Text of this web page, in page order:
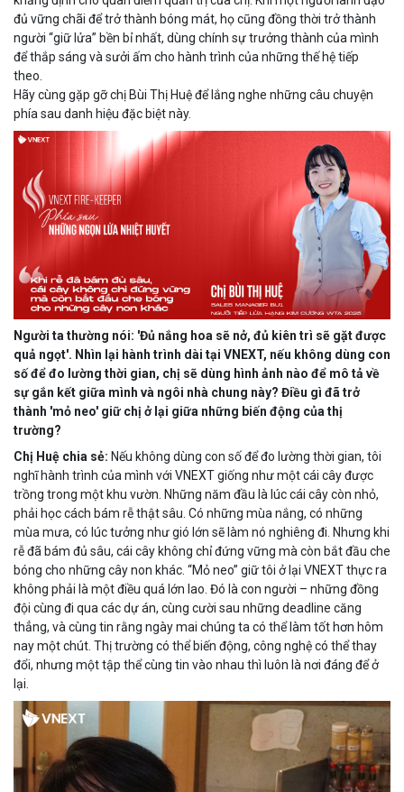
đủ vững chãi để trở thành bóng mát, họ cũng đồng thời trở thành
người “giữ lửa” bền bỉ nhất, dùng chính sự trưởng thành của mình
để thắp sáng và sưởi ấm cho hành trình của những thế hệ tiếp
theo.
Hãy cùng gặp gỡ chị Bùi Thị Huệ để lắng nghe những câu chuyện
phía sau danh hiệu đặc biệt này.
Người ta thường nói: 'Đủ nắng hoa sẽ nở, đủ kiên trì sẽ gặt được
quả ngọt'. Nhìn lại hành trình dài tại VNEXT, nếu không dùng con
số để đo lường thời gian, chị sẽ dùng hình ảnh nào để mô tả về
sự gắn kết giữa mình và ngôi nhà chung này? Điều gì đã trở
thành 'mỏ neo' giữ chị ở lại giữa những biến động của thị
trường?
Chị Huệ chia sẻ: Nếu không dùng con số để đo lường thời gian, tôi
nghĩ hành trình của mình với VNEXT giống như một cái cây được
trồng trong một khu vườn. Những năm đầu là lúc cái cây còn nhỏ,
phải học cách bám rễ thật sâu. Có những mùa nắng, có những
mùa mưa, có lúc tưởng như gió lớn sẽ làm nó nghiêng đi. Nhưng khi
rễ đã bám đủ sâu, cái cây không chỉ đứng vững mà còn bắt đầu che
bóng cho những cây non khác. “Mỏ neo” giữ tôi ở lại VNEXT thực ra
không phải là một điều quá lớn lao. Đó là con người – những đồng
đội cùng đi qua các dự án, cùng cười sau những deadline căng
thẳng, và cùng tin rằng ngày mai chúng ta có thể làm tốt hơn hôm
nay một chút. Thị trường có thể biến động, công nghệ có thể thay
đổi, nhưng một tập thể cùng tin vào nhau thì luôn là nơi đáng để ở
lại.